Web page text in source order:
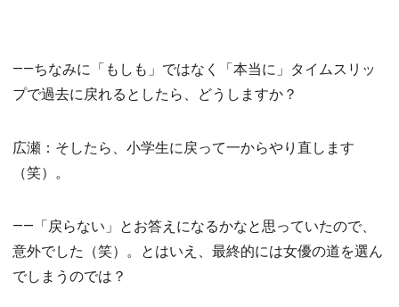
――ちなみに「もしも」ではなく「本当に」タイムスリッ
プで過去に戻れるとしたら、どうしますか？
広瀬：そしたら、小学生に戻って一からやり直します
（笑）。
――「戻らない」とお答えになるかなと思っていたので、
意外でした（笑）。とはいえ、最終的には女優の道を選ん
でしまうのでは？